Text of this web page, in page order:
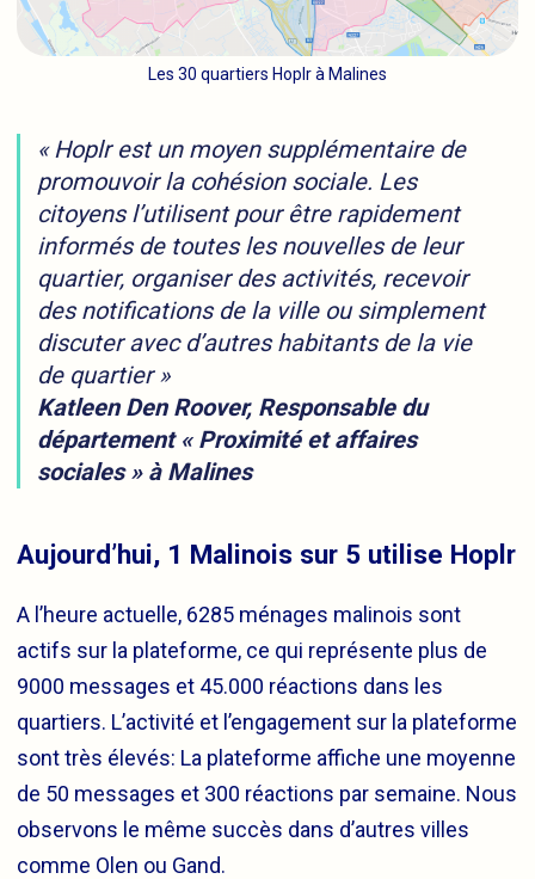
Les 30 quartiers Hoplr à Malines
« Hoplr est un moyen supplémentaire de
promouvoir la cohésion sociale. Les
citoyens l’utilisent pour être rapidement
informés de toutes les nouvelles de leur
quartier, organiser des activités, recevoir
des notifications de la ville ou simplement
discuter avec d’autres habitants de la vie
de quartier »
Katleen Den Roover, Responsable du
département « Proximité et affaires
sociales » à Malines
Aujourd’hui, 1 Malinois sur 5 utilise Hoplr
A l’heure actuelle, 6285 ménages malinois sont
actifs sur la plateforme, ce qui représente plus de
9000 messages et 45.000 réactions dans les
quartiers. L’activité et l’engagement sur la plateforme
sont très élevés: La plateforme affiche une moyenne
de 50 messages et 300 réactions par semaine. Nous
observons le même succès dans d’autres villes
comme Olen ou Gand.